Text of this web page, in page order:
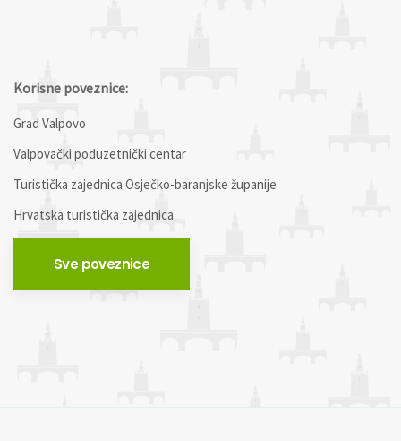
Korisne poveznice:
Grad Valpovo
Valpovački poduzetnički centar
Turistička zajednica Osječko-baranjske županije
Hrvatska turistička zajednica
Sve poveznice